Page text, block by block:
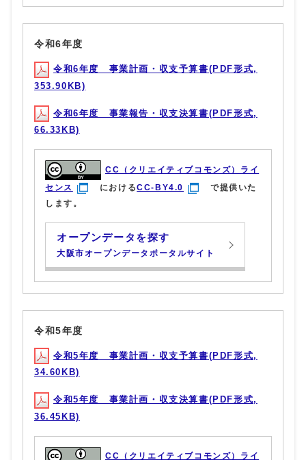
令和6年度
令和6年度 事業計画・収支予算書(PDF形式,
353.90KB)
令和6年度 事業報告・収支決算書(PDF形式,
66.33KB)
CC（クリエイティブコモンズ）ライ
センス
におけるCC-BY4.0
で提供いた
します。
オープンデータを探す
大阪市オープンデータポータルサイト
令和5年度
令和5年度 事業計画・収支予算書(PDF形式,
34.60KB)
令和5年度 事業計画・収支決算書(PDF形式,
36.45KB)
CC（クリエイティブコモンズ）ライ